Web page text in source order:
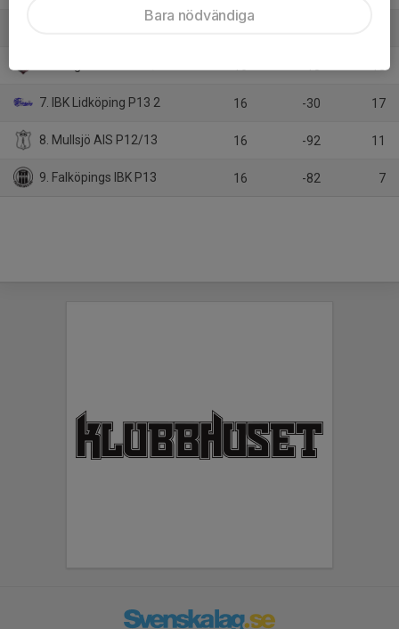
16 -18 18
7. IBK Lidköping P13 2 16 -30 17
8. Mullsjö AIS P12/13 16 -92 11
9. Falköpings IBK P13 16 -82 7
Bara nödvändiga